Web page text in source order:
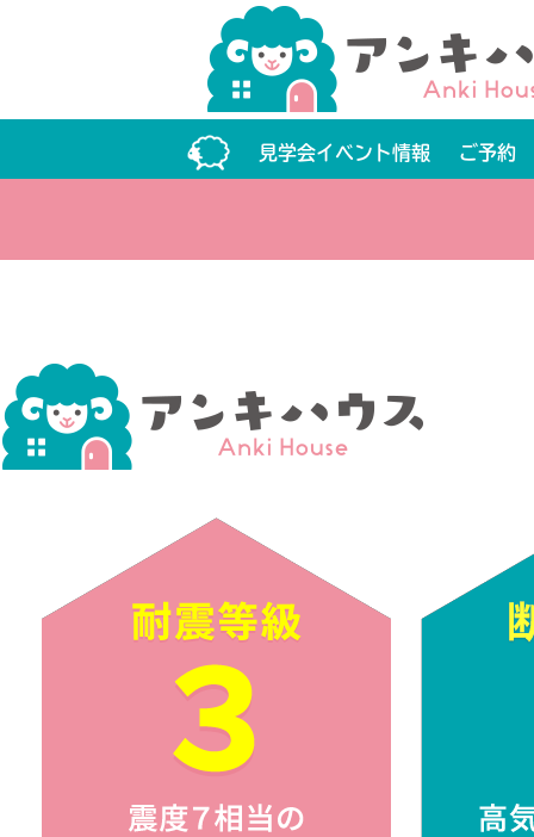
見学会イベント情報 ご予約